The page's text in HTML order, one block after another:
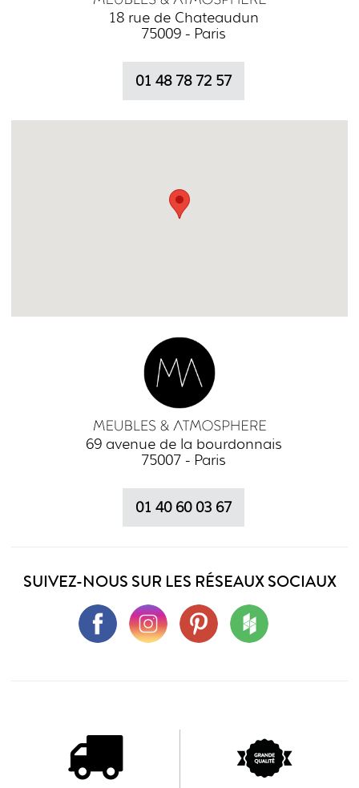
18 rue de Chateaudun
75009 - Paris
01 48 78 72 57
69 avenue de la bourdonnais
75007 - Paris
01 40 60 03 67
SUIVEZ-NOUS SUR LES RÉSEAUX SOCIAUX